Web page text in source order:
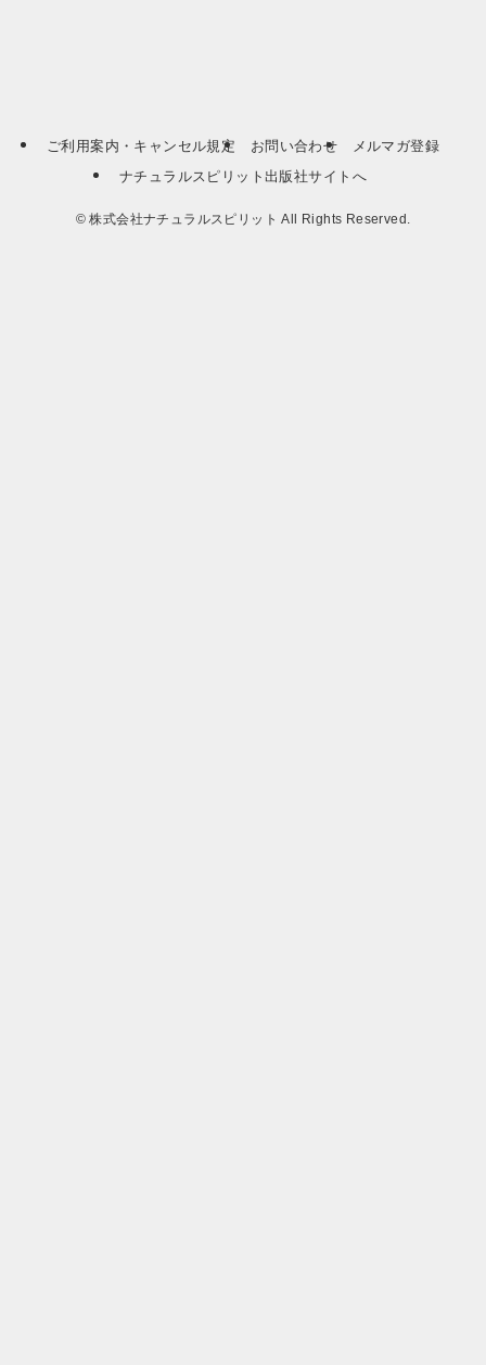
ご利用案内・キャンセル規定 お問い合わせ
メルマガ登録
ナチュラルスピリット出版社サイトへ
©株式会社ナチュラルスピリット All Rights Reserved.